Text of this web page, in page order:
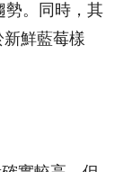
勢。同時，其
鮮藍莓樣